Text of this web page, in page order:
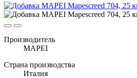
Производитель
MAPEI
Страна производства
Италия